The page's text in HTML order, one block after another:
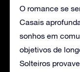
O romance se
Casais
sonhos em
objetivos de
Solteiros